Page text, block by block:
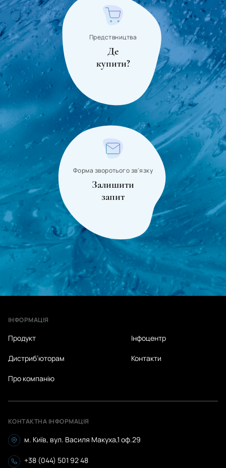
Предствництва
Де
купити?
Форма зворотього зв'язку
Залишити
запит
ІНФОРМАЦІЯ
Продукт
Дистриб’юторам
Про компанію
Інфоцентр
Контакти
КОНТАКТНА ІНФОРМАЦІЯ
м. Київ, вул. Василя Макуха,1 оф.29
+38 (044) 501 92 48